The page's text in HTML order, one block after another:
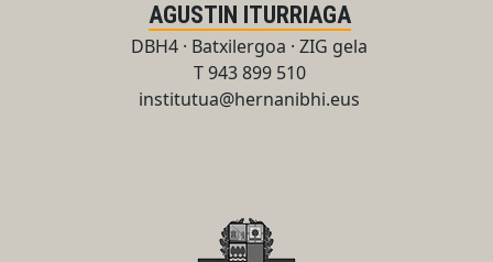
AGUSTIN ITURRIAGA
DBH4 · Batxilergoa · ZIG gela
T 943 899 510
institutua@hernanibhi.eus